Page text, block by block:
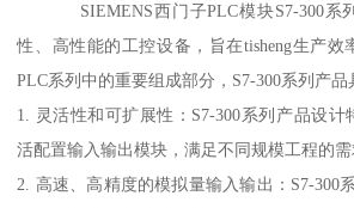
SIEMENS西门子PLC模块S7-300系列
性、高性能的工控设备，旨在tisheng生产效
PLC系列中的重要组成部分，S7-300系列产品
1. 灵活性和可扩展性：S7-300系列产品设计
活配置输入输出模块，满足不同规模工程的需
2. 高速、高精度的模拟量输入输出：S7-300